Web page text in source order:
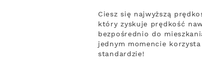
Ciesz się najwyższą
który zyskuje prędkość
bezpośrednio do
jednym momencie
standardzie!